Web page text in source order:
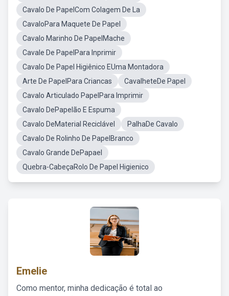
Cavalo De PapelCom Colagem De La
CavaloPara Maquete De Papel
Cavalo Marinho De PapelMache
Cavale De PapelPara Inprimir
Cavalo De Papel Higiênico EUma Montadora
Arte De PapelPara Criancas
CavalheteDe Papel
Cavalo Articulado PapelPara Imprimir
Cavalo DePapelão E Espuma
Cavalo DeMaterial Reciclável
PalhaDe Cavalo
Cavalo De Rolinho De PapelBranco
Cavalo Grande DePapael
Quebra-CabeçaRolo De Papel Higienico
Emelie
Como mentor, minha dedicação é total ao